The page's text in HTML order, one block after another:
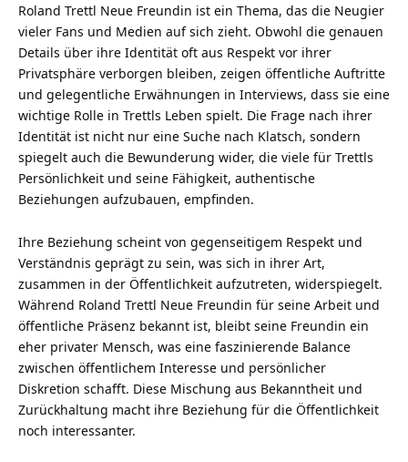
Roland Trettl Neue Freundin ist ein Thema, das die Neugier
vieler Fans und Medien auf sich zieht. Obwohl die genauen
Details über ihre Identität oft aus Respekt vor ihrer
Privatsphäre verborgen bleiben, zeigen öffentliche Auftritte
und gelegentliche Erwähnungen in Interviews, dass sie eine
wichtige Rolle in Trettls Leben spielt. Die Frage nach ihrer
Identität ist nicht nur eine Suche nach Klatsch, sondern
spiegelt auch die Bewunderung wider, die viele für Trettls
Persönlichkeit und seine Fähigkeit, authentische
Beziehungen aufzubauen, empfinden.
Ihre Beziehung scheint von gegenseitigem Respekt und
Verständnis geprägt zu sein, was sich in ihrer Art,
zusammen in der Öffentlichkeit aufzutreten, widerspiegelt.
Während Roland Trettl Neue Freundin für seine Arbeit und
öffentliche Präsenz bekannt ist, bleibt seine Freundin ein
eher privater Mensch, was eine faszinierende Balance
zwischen öffentlichem Interesse und persönlicher
Diskretion schafft. Diese Mischung aus Bekanntheit und
Zurückhaltung macht ihre Beziehung für die Öffentlichkeit
noch interessanter.